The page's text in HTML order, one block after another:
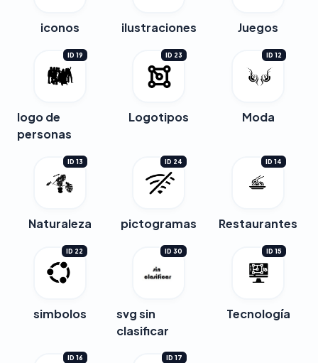
iconos ilustraciones Juegos
ID 19
logo de
personas
ID 23
Logotipos
ID 12
Moda
ID 13
Naturaleza
ID 24
pictogramas
ID 14
Restaurantes
ID 22
simbolos
ID 30
svg sin
clasificar
ID 15
Tecnología
ID 16 ID 17